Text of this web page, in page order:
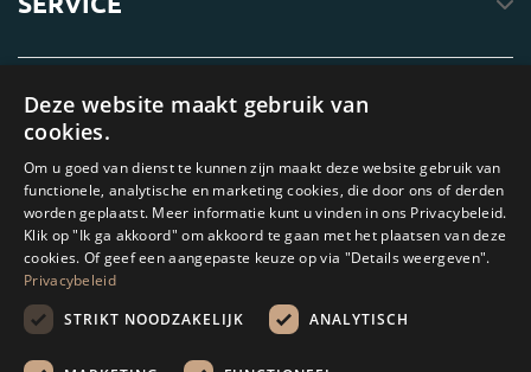
Deze website maakt gebruik van
cookies.
Om u goed van dienst te kunnen zijn maakt deze website gebruik van
functionele, analytische en marketing cookies, die door ons of derden
worden geplaatst. Meer informatie kunt u vinden in ons Privacybeleid.
Klik op "Ik ga akkoord" om akkoord te gaan met het plaatsen van deze
cookies. Of geef een aangepaste keuze op via "Details weergeven".
Privacybeleid
STRIKT NOODZAKELIJK
ANALYTISCH